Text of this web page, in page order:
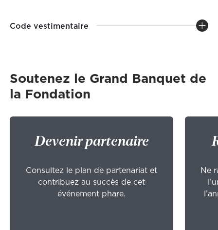
Code vestimentaire
Soutenez le Grand Banquet de
la Fondation
Devenir partenaire
Consultez le plan de partenariat et
contribuez au succès de cet
événement phare.
Ne